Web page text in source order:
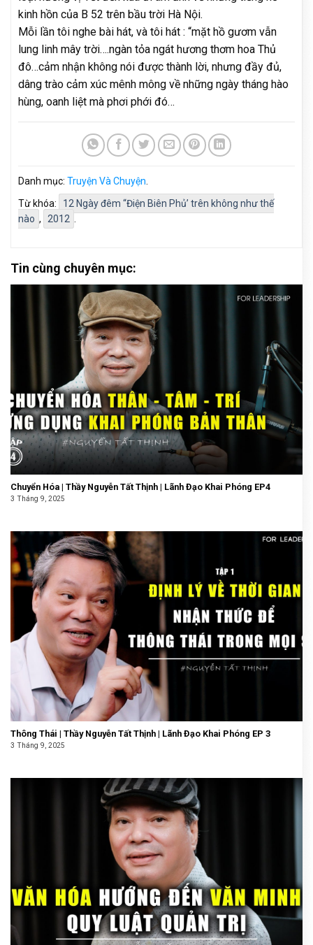
kinh hồn của B 52 trên bầu trời Hà Nội.
Mỗi lần tôi nghe bài hát, và tôi hát : “mặt hồ gươm vẫn
lung linh mây trời….ngàn tỏa ngát hương thơm hoa Thủ
đô…cảm nhận không nói được thành lời, nhưng đầy đủ,
dâng trào cảm xúc mênh mông về những ngày tháng hào
hùng, oanh liệt mà phơi phới đó…
Danh mục: Truyện Và Chuyện
Từ khóa:
12 Ngày đêm “Điện Biên Phủ’ trên không như thế
nào , 2012
Tin cùng chuyên mục:
Chuyển Hóa | Thầy Nguyễn Tất Thịnh | Lãnh Đạo Khai Phóng EP4
3 Tháng 9, 2025
Thông Thái | Thầy Nguyễn Tất Thịnh | Lãnh Đạo Khai Phóng EP 3
3 Tháng 9, 2025